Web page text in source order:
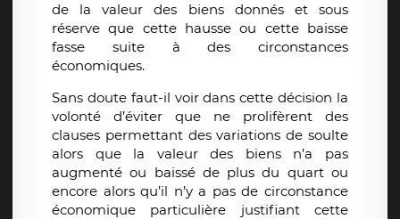
de la valeur des biens donnés et sous
réserve que cette hausse ou cette baisse
fasse suite à des circonstances
économiques.
Sans doute faut-il voir dans cette décision la
volonté d’éviter que ne prolifèrent des
clauses permettant des variations de soulte
alors que la valeur des biens n’a pas
augmenté ou baissé de plus du quart ou
encore alors qu’il n’y a pas de circonstance
économique particulière justifiant cette